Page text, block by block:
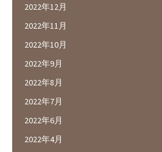
2022年12月
2022年11月
2022年10月
2022年9月
2022年8月
2022年7月
2022年6月
2022年4月